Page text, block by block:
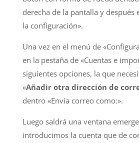
derecha de la pantalla y después
la configuración».
Una vez en el menú de
en la pestaña de «Cuentas e
siguientes opciones, la que
«Añadir otra dirección de
dentro «Envía correo como:».
Luego saldrá una ventana
introducimos la cuenta que de